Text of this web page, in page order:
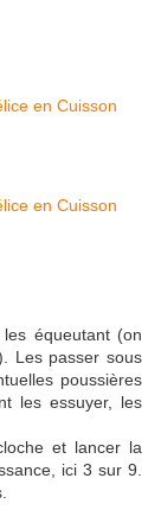
équeutant (on
Les passer sous
poussières
les essuyer, les
et lancer la
ici 3 sur 9.